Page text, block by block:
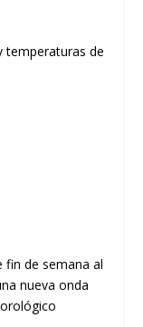
fin de semana al
nueva onda